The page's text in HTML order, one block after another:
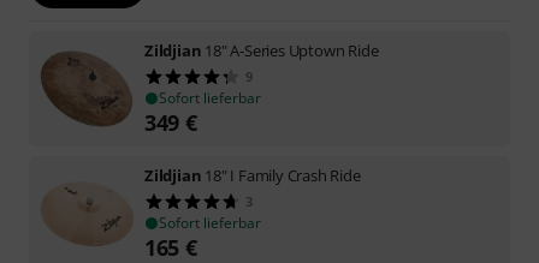
Zildjian 18" A-Series Uptown Ride
9
Sofort lieferbar
349 €
Zildjian 18" I Family Crash Ride
3
Sofort lieferbar
165 €